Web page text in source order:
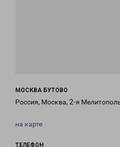
МОСКВА БУТОВО
Россия, Москва, 2-я
на карте
ТЕЛЕФОН